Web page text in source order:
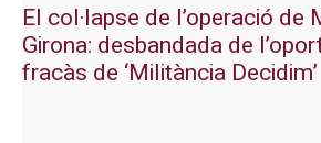
El col·lapse de l’operació de
Girona: desbandada de
fracàs de ‘Militància Decidim’